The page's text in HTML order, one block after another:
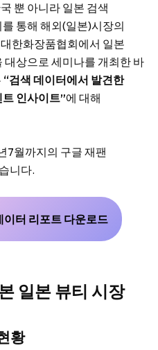
뿐 아니라 일본 검색
통해 해외(일본)시장의
한화장품협회에서 일본
대상으로 세미나를 개최한 바
“검색 데이터에서 발견한
인사이트”에 대해
월까지의 구글 재팬
니다.
이터 리포트 다운로드
일본 뷰티 시장
황